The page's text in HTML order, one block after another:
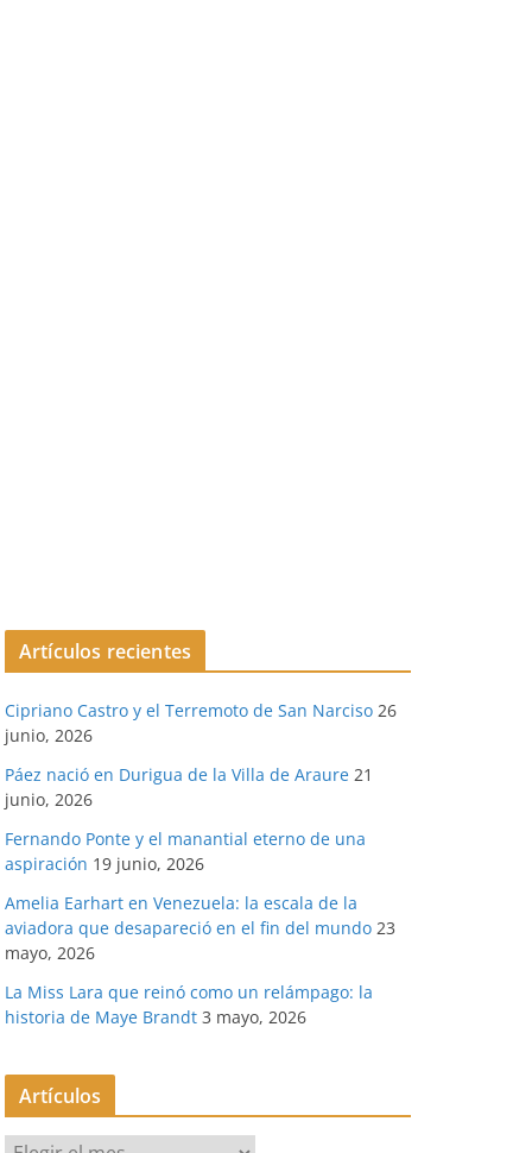
Artículos recientes
Cipriano Castro y el Terremoto de San Narciso 26
junio, 2026
Páez nació en Durigua de la Villa de Araure 21
junio, 2026
Fernando Ponte y el manantial eterno de una
aspiración 19 junio, 2026
Amelia Earhart en Venezuela: la escala de la
aviadora que desapareció en el fin del mundo 23
mayo, 2026
La Miss Lara que reinó como un relámpago: la
historia de Maye Brandt 3 mayo, 2026
Artículos